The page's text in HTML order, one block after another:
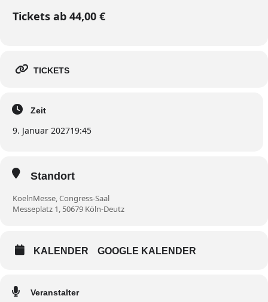
Tickets ab 44,00 €
TICKETS
Zeit
9. Januar 202719:45
Standort
KoelnMesse, Congress-Saal
Messeplatz 1, 50679 Köln-Deutz
KALENDER GOOGLE KALENDER
Veranstalter